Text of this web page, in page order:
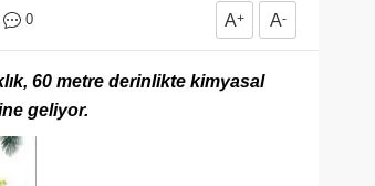
0 A+ A-
60 metre derinlikte kimyasal
geliyor.